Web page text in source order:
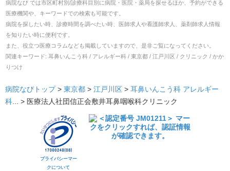
病院なび では市区町村別/診療科目別に病院・医院・薬局を探せるほか、予約ができる
医療機関や、キーワードでの検索も可能です。
病院を探したい時、診療時間を調べたい時、医師求人や看護師求人、薬剤師求人情報
を知りたい時に便利です。
また、役立つ医療コラムなども掲載していますので、是非ご覧になってください。
関連キーワード: 耳鼻いんこう科 / アレルギー科 / 東京都 / 江戸川区 / クリニック / かか
りつけ
病院なびトップ > 東京都 > 江戸川区 > 耳鼻いんこう科 アレルギー
科... > 医療法人社団信正会敷井耳鼻咽喉科クリニック
プライバシーマー
クについて